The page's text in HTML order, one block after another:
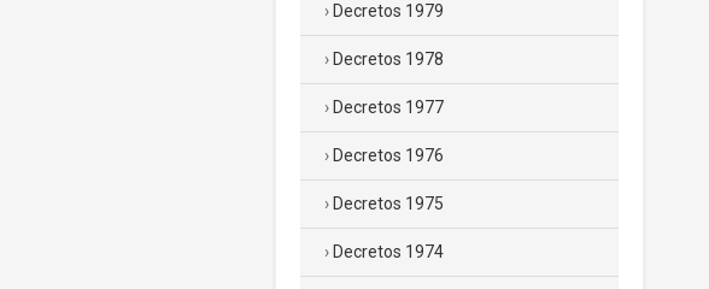
Decretos 1979
Decretos 1978
Decretos 1977
Decretos 1976
Decretos 1975
Decretos 1974